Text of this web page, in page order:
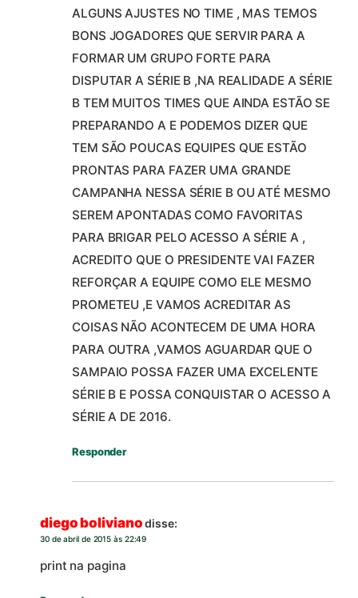
ALGUNS AJUSTES NO TIME , MAS TEMOS
BONS JOGADORES QUE SERVIR PARA A
FORMAR UM GRUPO FORTE PARA
DISPUTAR A SÉRIE B ,NA REALIDADE A SÉRIE
B TEM MUITOS TIMES QUE AINDA ESTÃO SE
PREPARANDO A E PODEMOS DIZER QUE
TEM SÃO POUCAS EQUIPES QUE ESTÃO
PRONTAS PARA FAZER UMA GRANDE
CAMPANHA NESSA SÉRIE B OU ATÉ MESMO
SEREM APONTADAS COMO FAVORITAS
PARA BRIGAR PELO ACESSO A SÉRIE A ,
ACREDITO QUE O PRESIDENTE VAI FAZER
REFORÇAR A EQUIPE COMO ELE MESMO
PROMETEU ,E VAMOS ACREDITAR AS
COISAS NÃO ACONTECEM DE UMA HORA
PARA OUTRA ,VAMOS AGUARDAR QUE O
SAMPAIO POSSA FAZER UMA EXCELENTE
SÉRIE B E POSSA CONQUISTAR O ACESSO A
SÉRIE A DE 2016.
Responder
diego boliviano disse:
30 de abril de 2015 às 22:49
print na pagina